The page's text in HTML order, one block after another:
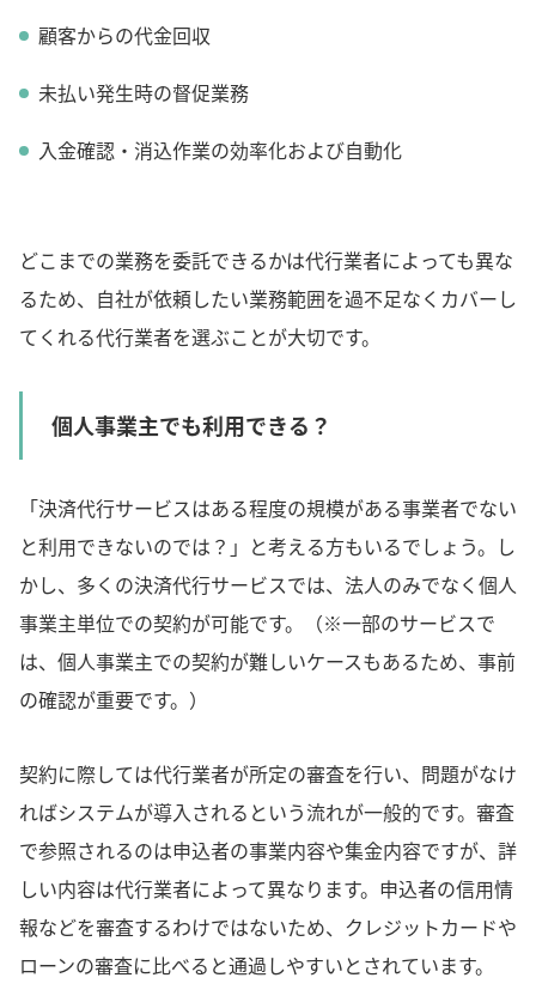
顧客からの代金回収
未払い発生時の督促業務
入金確認・消込作業の効率化および自動化
どこまでの業務を委託できるかは代行業者によっても異な
るため、自社が依頼したい業務範囲を過不足なくカバーし
てくれる代行業者を選ぶことが大切です。
個人事業主でも利用できる？
「決済代行サービスはある程度の規模がある事業者でない
と利用できないのでは？」と考える方もいるでしょう。し
かし、多くの決済代行サービスでは、法人のみでなく個人
事業主単位での契約が可能です。（※一部のサービスで
は、個人事業主での契約が難しいケースもあるため、事前
の確認が重要です。）
契約に際しては代行業者が所定の審査を行い、問題がなけ
ればシステムが導入されるという流れが一般的です。審査
で参照されるのは申込者の事業内容や集金内容ですが、詳
しい内容は代行業者によって異なります。申込者の信用情
報などを審査するわけではないため、クレジットカードや
ローンの審査に比べると通過しやすいとされています。